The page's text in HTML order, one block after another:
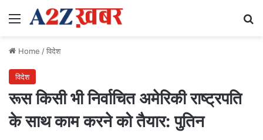
Menu
Home /विदेश
विदेश
रूस किसी भी निर्वाचित अमेरिकी राष्ट्रपति
के साथ काम करने को तैयार: पुतिन